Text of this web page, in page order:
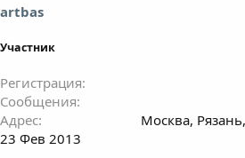
artbas
Участник
Регистрация
Сообщения
Адрес
Москва,
23 Фев 2013